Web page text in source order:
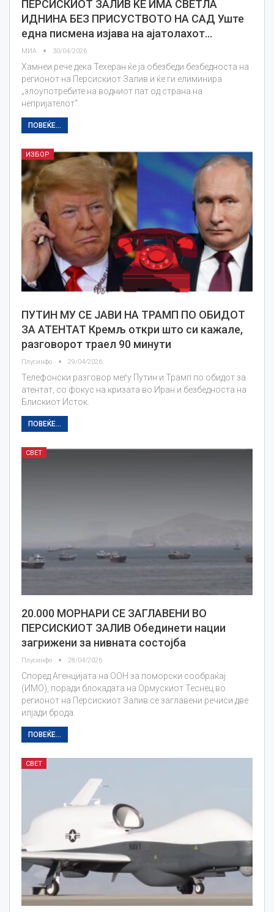
ПЕРСИСКИОТ ЗАЛИВ ЌЕ ИМА СВЕТЛА
ИДНИНА БЕЗ ПРИСУСТВОТО НА САД Уште
една писмена изјава на ајатолахот…
МИА 30/04/2026
Хамнеи рече дека Техеран ќе ја обезбеди безбедноста на
регионот на Персискиот Залив и ќе ги елиминира
„злоупотребите на водниот пат од страна на
непријателот“.
ПОВЕЌЕ...
ИЗБОР
ПУТИН МУ СЕ ЈАВИ НА ТРАМП ПО ОБИДОТ
ЗА АТЕНТАТ Кремљ откри што си кажале,
разговорот траел 90 минути
Плусинфо 29/04/2026
Телефонски разговор меѓу Путин и Трамп по обидот за
атентат, со фокус на кризата во Иран и безбедноста на
Блискиот Исток.
ПОВЕЌЕ...
СВЕТ
20.000 МОРНАРИ СЕ ЗАГЛАВЕНИ ВО
ПЕРСИСКИОТ ЗАЛИВ Обединети нации
загрижени за нивната состојба
Плусинфо 28/04/2026
Според Агенцијата на ООН за поморски сообраќај
(ИМО), поради блокадата на Ормускиот Теснец во
регионот на Персискиот Залив се заглавени речиси две
илјади брода.
ПОВЕЌЕ...
СВЕТ